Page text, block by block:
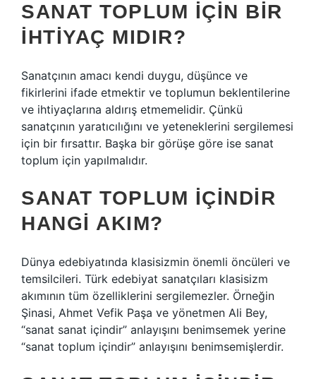
SANAT TOPLUM IÇIN BIR
IHTIYAÇ MIDIR?
Sanatçının amacı kendi duygu, düşünce ve
fikirlerini ifade etmektir ve toplumun beklentilerine
ve ihtiyaçlarına aldırış etmemelidir. Çünkü
sanatçının yaratıcılığını ve yeteneklerini sergilemesi
için bir fırsattır. Başka bir görüşe göre ise sanat
toplum için yapılmalıdır.
SANAT TOPLUM IÇINDIR
HANGI AKIM?
Dünya edebiyatında klasisizmin önemli öncüleri ve
temsilcileri. Türk edebiyat sanatçıları klasisizm
akımının tüm özelliklerini sergilemezler. Örneğin
Şinasi, Ahmet Vefik Paşa ve yönetmen Ali Bey,
“sanat sanat içindir” anlayışını benimsemek yerine
“sanat toplum içindir” anlayışını benimsemişlerdir.